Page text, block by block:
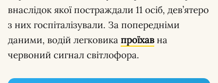
внаслідок якої постраждали 11 осіб, дев’ятеро
з них госпіталізували. За попередніми
даними, водій легковика проїхав на
червоний сигнал світлофора.